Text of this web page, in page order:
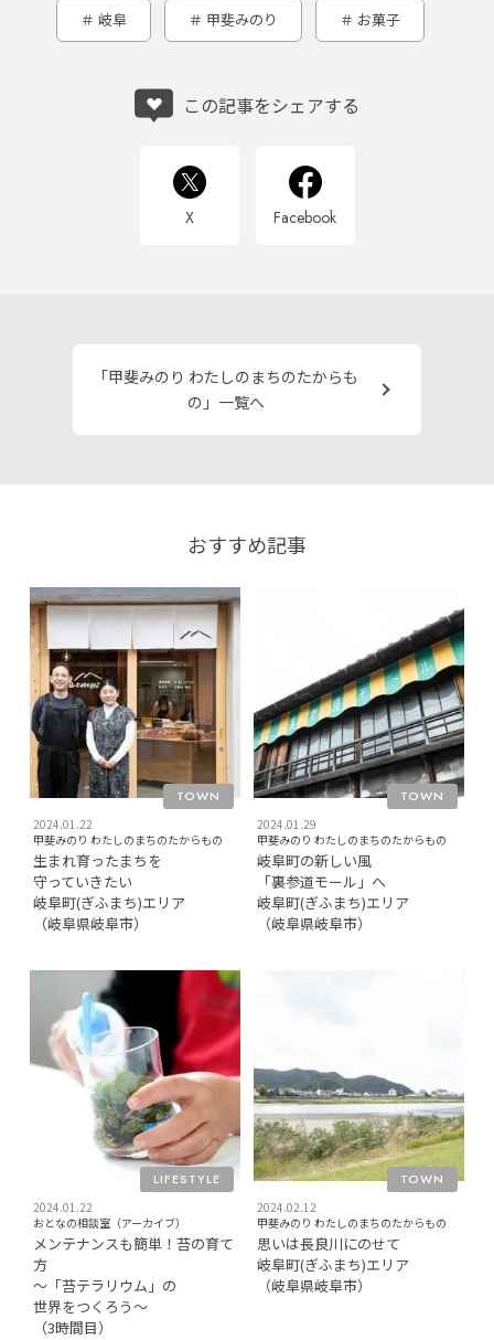
岐阜 甲斐みのり お菓子
この記事をシェアする
X Facebook
「甲斐みのり わたしのまちのたからも
の」一覧へ
おすすめ記事
2024.01.22
TOWN
甲斐みのり わたしのまちのたからもの
生まれ育ったまちを
守っていきたい
岐⾩町(ぎふまち)エリア
（岐⾩県岐⾩市）
2024.01.29
TOWN
甲斐みのり わたしのまちのたからもの
岐⾩町の新しい⾵
「裏参道モール」へ
岐⾩町(ぎふまち)エリア
（岐⾩県岐⾩市）
2024.01.22
LIFESTYLE
おとなの相談室（アーカイブ）
メンテナンスも簡単！苔の育て
方
〜「苔テラリウム」の
世界をつくろう〜
（3時間目）
2024.02.12
TOWN
甲斐みのり わたしのまちのたからもの
思いは⻑良川にのせて
岐⾩町(ぎふまち)エリア
（岐⾩県岐⾩市）